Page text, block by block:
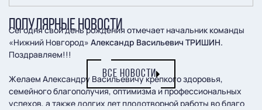
Сегодня свой день рождения отмечает начальник команды
«Нижний Новгород» Александр Васильевич ТРИШИН.
Поздравляем!!!
Желаем Александру Васильевичу крепкого здоровья,
семейного благополучия, оптимизма и профессиональных
успехов, а также долгих лет плодотворной работы во благо
ПОПУЛЯРНЫЕ НОВОСТИ
ВСЕ НОВОСТИ